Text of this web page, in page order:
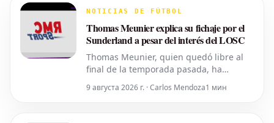
NOTICIAS DE FÚTBOL
Thomas Meunier explica su fichaje por el
Sunderland a pesar del interés del LOSC
Thomas Meunier, quien quedó libre al
final de la temporada pasada, ha
League para continuar su carrera. En
9 августа 2026 г. · Carlos Mendoza1 мин